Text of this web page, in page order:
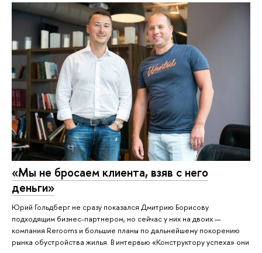
«Мы не бросаем клиента, взяв с него
деньги»
Юрий Гольдберг не сразу показался Дмитрию Борисову
подходящим бизнес-партнером, но сейчас у них на двоих —
компания Rerooms и большие планы по дальнейшему покорению
рынка обустройства жилья. В интервью «Конструктору успеха» они